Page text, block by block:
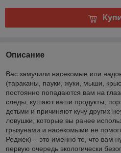
Описание
Вас замучили насекомые или
(тараканы, пауки, жуки, мыши,
постоянно попадаются вам на
следы, кушают ваши продукты,
детьми и причиняют кучу других
ловушки, которые вы ранее
грызунами и насекомыми не
Реджек) – это именно то, что вам
первую очередь экологически